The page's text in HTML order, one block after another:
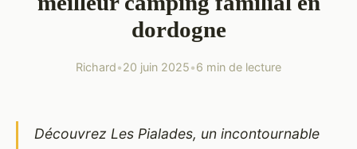
dordogne
Richard•20 juin 2025•6 min de lecture
Découvrez Les Pialades, un incontournable